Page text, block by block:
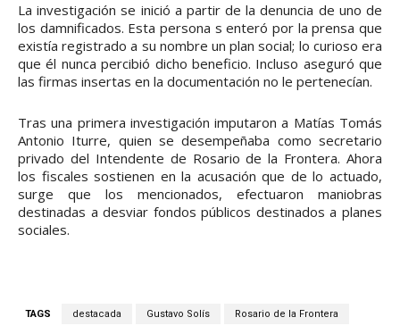
La investigación se inició a partir de la denuncia de uno de
los damnificados. Esta persona s enteró por la prensa que
existía registrado a su nombre un plan social; lo curioso era
que él nunca percibió dicho beneficio. Incluso aseguró que
las firmas insertas en la documentación no le pertenecían.
Tras una primera investigación imputaron a Matías Tomás
Antonio Iturre, quien se desempeñaba como secretario
privado del Intendente de Rosario de la Frontera. Ahora
los fiscales sostienen en la acusación que de lo actuado,
surge que los mencionados, efectuaron maniobras
destinadas a desviar fondos públicos destinados a planes
sociales.
TAGS destacada Gustavo Solís Rosario de la Frontera